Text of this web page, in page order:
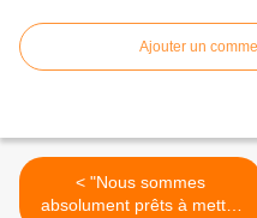
Ajouter un
< "Nous sommes
absolument prêts à mettre